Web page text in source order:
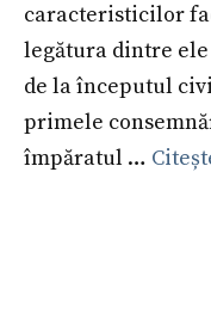
caracteristicilor
legătura dintre
de la începutul
primele
împăratul …